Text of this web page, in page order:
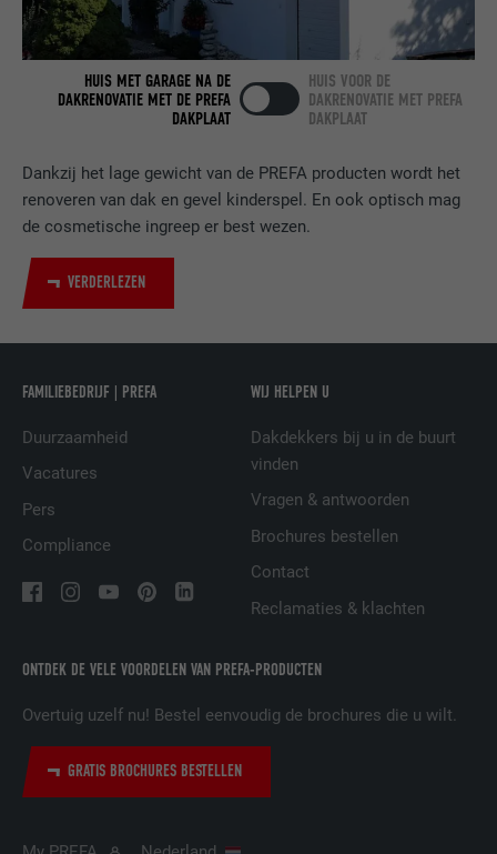
Dankzij het lage gewicht van de PREFA producten wordt het
renoveren van dak en gevel kinderspel. En ook optisch mag
de cosmetische ingreep er best wezen.
VERDERLEZEN
HUIS MET GARAGE NA DE
DAKRENOVATIE MET DE PREFA
DAKPLAAT
HUIS VOOR DE
DAKRENOVATIE MET PREFA
DAKPLAAT
ONTDEK DE VELE VOORDELEN VAN PREFA-PRODUCTEN
Overtuig uzelf nu! Bestel eenvoudig de brochures die u wilt.
GRATIS BROCHURES BESTELLEN
FAMILIEBEDRIJF | PREFA
Duurzaamheid
Vacatures
Pers
Compliance
WIJ HELPEN U
Dakdekkers bij u in de buurt
vinden
Vragen & antwoorden
Brochures bestellen
Contact
Reclamaties & klachten
van ingebedde diensten.
NAAM bscookie
DOEL
Gebruikt door de socialnetworking-dienst
LinkedIn voor het volgen van het gebruik
VERVALTIJD
DOEL
Wordt gebruikt om bezoekers op meerdere
websites te volgen, om op basis van de
voorkeuren van de bezoeker relevante
reclame te presenteren.
NAAM lidc
AANBIEDER LinkedIn
VERVALTIJD 1 dag